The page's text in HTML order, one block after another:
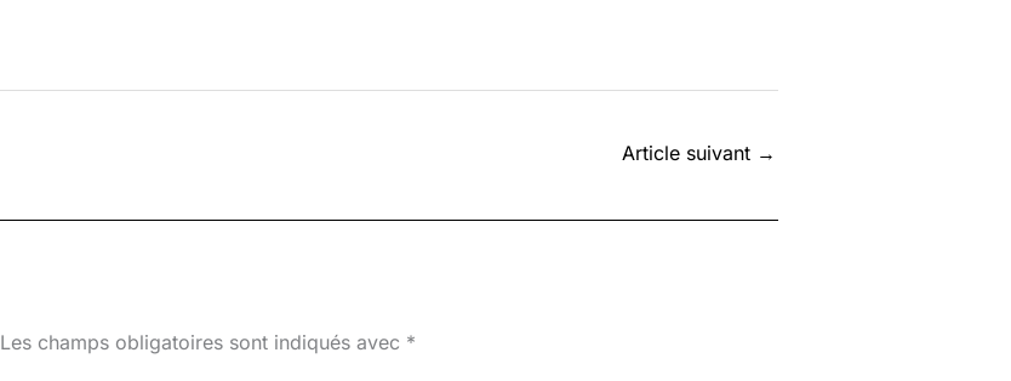
Article suivant →
Les champs obligatoires sont indiqués avec *